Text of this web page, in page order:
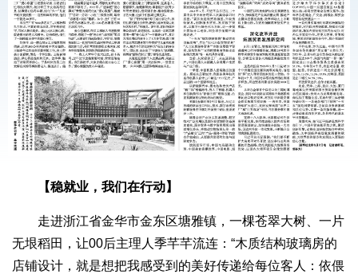
【稳就业，我们在行动】
走进浙江省金华市金东区塘雅镇，一棵苍翠大树、一片
无垠稻田，让00后主理人季芊芊流连：“木质结构玻璃房的
店铺设计，就是想把我感受到的美好传递给每位客人：依偎